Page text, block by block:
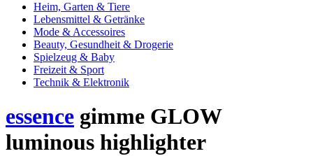
Heim, Garten & Tiere
Lebensmittel & Getränke
Mode & Accessoires
Beauty, Gesundheit & Drogerie
Spielzeug & Baby
Freizeit & Sport
Technik & Elektronik
essence gimme GLOW
luminous highlighter